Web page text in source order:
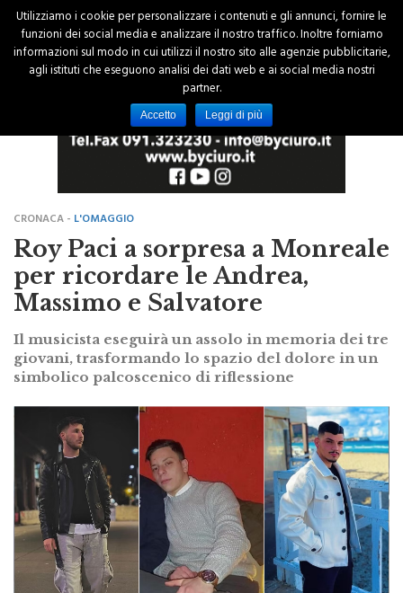
CRONACA -L'OMAGGIO
Roy Paci a sorpresa a Monreale
per ricordare le Andrea,
Massimo e Salvatore
Il musicista eseguirà un assolo in memoria dei tre
giovani, trasformando lo spazio del dolore in un
simbolico palcoscenico di riflessione
Utilizziamo i cookie per personalizzare i contenuti e gli annunci, fornire le
funzioni dei social media e analizzare il nostro traffico. Inoltre forniamo
informazioni sul modo in cui utilizzi il nostro sito alle agenzie pubblicitarie,
agli istituti che eseguono analisi dei dati web e ai social media nostri
partner.
Accetto Leggi di più